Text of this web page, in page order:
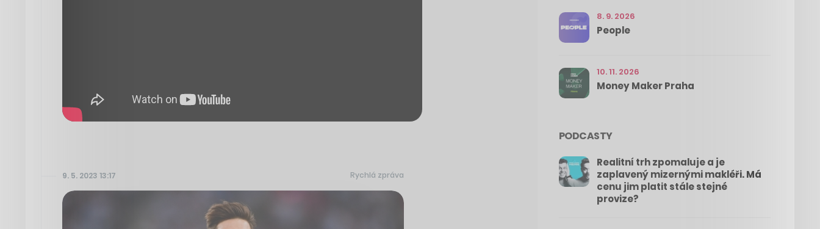
9. 5. 2023 13:17 Rychlá zpráva
8. 9. 2026
People
10. 11. 2026
Money Maker Praha
PODCASTY
Realitní trh zpomaluje a je
zaplavený mizernými makléři. Má
cenu jim platit stále stejné
provize?